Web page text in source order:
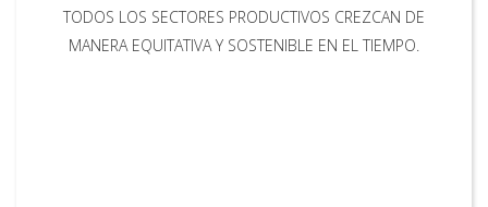
TODOS LOS SECTORES PRODUCTIVOS CREZCAN DE
MANERA EQUITATIVA Y SOSTENIBLE EN EL TIEMPO.